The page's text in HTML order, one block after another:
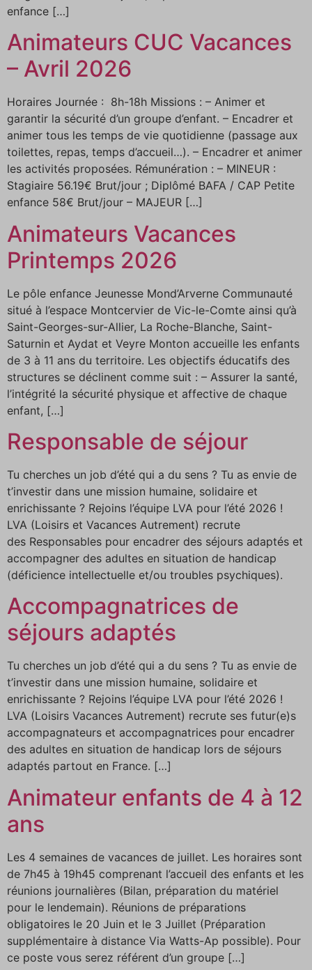
enfance […]
Animateurs CUC Vacances
– Avril 2026
Horaires Journée : 8h-18h Missions : – Animer et
garantir la sécurité d’un groupe d’enfant. – Encadrer et
animer tous les temps de vie quotidienne (passage aux
toilettes, repas, temps d’accueil…). – Encadrer et animer
les activités proposées. Rémunération : – MINEUR :
Stagiaire 56.19€ Brut/jour ; Diplômé BAFA / CAP Petite
enfance 58€ Brut/jour – MAJEUR […]
Animateurs Vacances
Printemps 2026
Le pôle enfance Jeunesse Mond’Arverne Communauté
situé à l’espace Montcervier de Vic-le-Comte ainsi qu’à
Saint-Georges-sur-Allier, La Roche-Blanche, Saint-
Saturnin et Aydat et Veyre Monton accueille les enfants
de 3 à 11 ans du territoire. Les objectifs éducatifs des
structures se déclinent comme suit : – Assurer la santé,
l’intégrité la sécurité physique et affective de chaque
enfant, […]
Responsable de séjour
Tu cherches un job d’été qui a du sens ? Tu as envie de
t’investir dans une mission humaine, solidaire et
enrichissante ? Rejoins l’équipe LVA pour l’été 2026 !
LVA (Loisirs et Vacances Autrement) recrute
des Responsables pour encadrer des séjours adaptés et
accompagner des adultes en situation de handicap
(déficience intellectuelle et/ou troubles psychiques).
Accompagnatrices de
séjours adaptés
Tu cherches un job d’été qui a du sens ? Tu as envie de
t’investir dans une mission humaine, solidaire et
enrichissante ? Rejoins l’équipe LVA pour l’été 2026 !
LVA (Loisirs Vacances Autrement) recrute ses futur(e)s
accompagnateurs et accompagnatrices pour encadrer
des adultes en situation de handicap lors de séjours
adaptés partout en France. […]
Animateur enfants de 4 à 12
ans
Les 4 semaines de vacances de juillet. Les horaires sont
de 7h45 à 19h45 comprenant l’accueil des enfants et les
réunions journalières (Bilan, préparation du matériel
pour le lendemain). Réunions de préparations
obligatoires le 20 Juin et le 3 Juillet (Préparation
supplémentaire à distance Via Watts-Ap possible). Pour
ce poste vous serez référent d’un groupe […]